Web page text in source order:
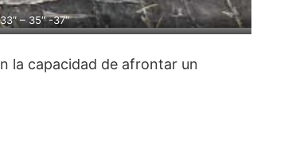
– 35″ -37″
la capacidad de afrontar un